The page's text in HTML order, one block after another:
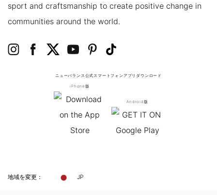
sport and craftsmanship to create positive change in
communities around the world.
ニューバランス公式スマートフォンアプリ ダウンロード
iPhone版
Android版
地域を変更： JP